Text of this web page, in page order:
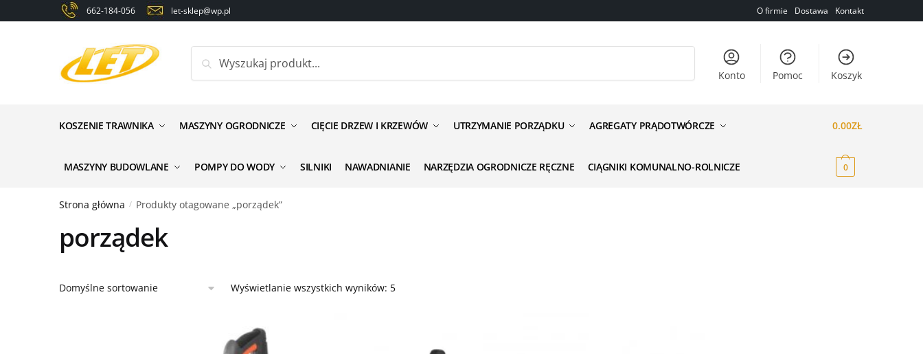
to
to
662-184-056 let-sklep@wp.pl O firmie Dostawa Kontakt
Konto
Pomoc Koszyk
KOSZENIE TRAWNIKA MASZYNY OGRODNICZE CIĘCIE DRZEW I KRZEWÓW UTRZYMANIE PORZĄDKU AGREGATY PRĄDOTWÓRCZE
MASZYNY BUDOWLANE POMPY DO WODY SILNIKI NAWADNIANIE NARZĘDZIA OGRODNICZE RĘCZNE CIĄGNIKI KOMUNALNO-ROLNICZE
0.00ZŁ
0
Strona główna / Produkty otagowane „porządek”
porządek
Wyświetlanie wszystkich wyników: 5